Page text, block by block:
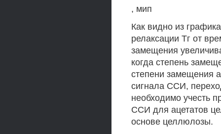
, мип
Как видно из
релаксации Тг от
замещения
когда степень
степени замещения
сигнала ССИ,
необходимо учесть
ССИ для ацетатов
основе целлюлозы.